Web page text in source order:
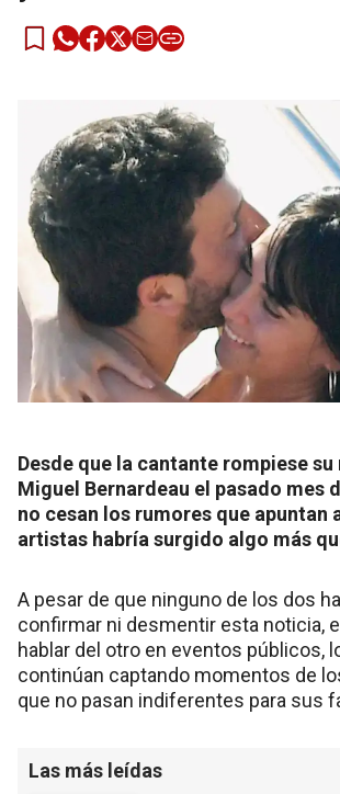
Desde que la cantante rompiese
Miguel Bernardeau el pasado mes
no cesan los rumores que apuntan
artistas habría surgido algo más
A pesar de que ninguno de los dos
confirmar ni desmentir esta noticia,
hablar del otro en eventos públicos,
continúan captando momentos de
que no pasan indiferentes para sus
Las más leídas